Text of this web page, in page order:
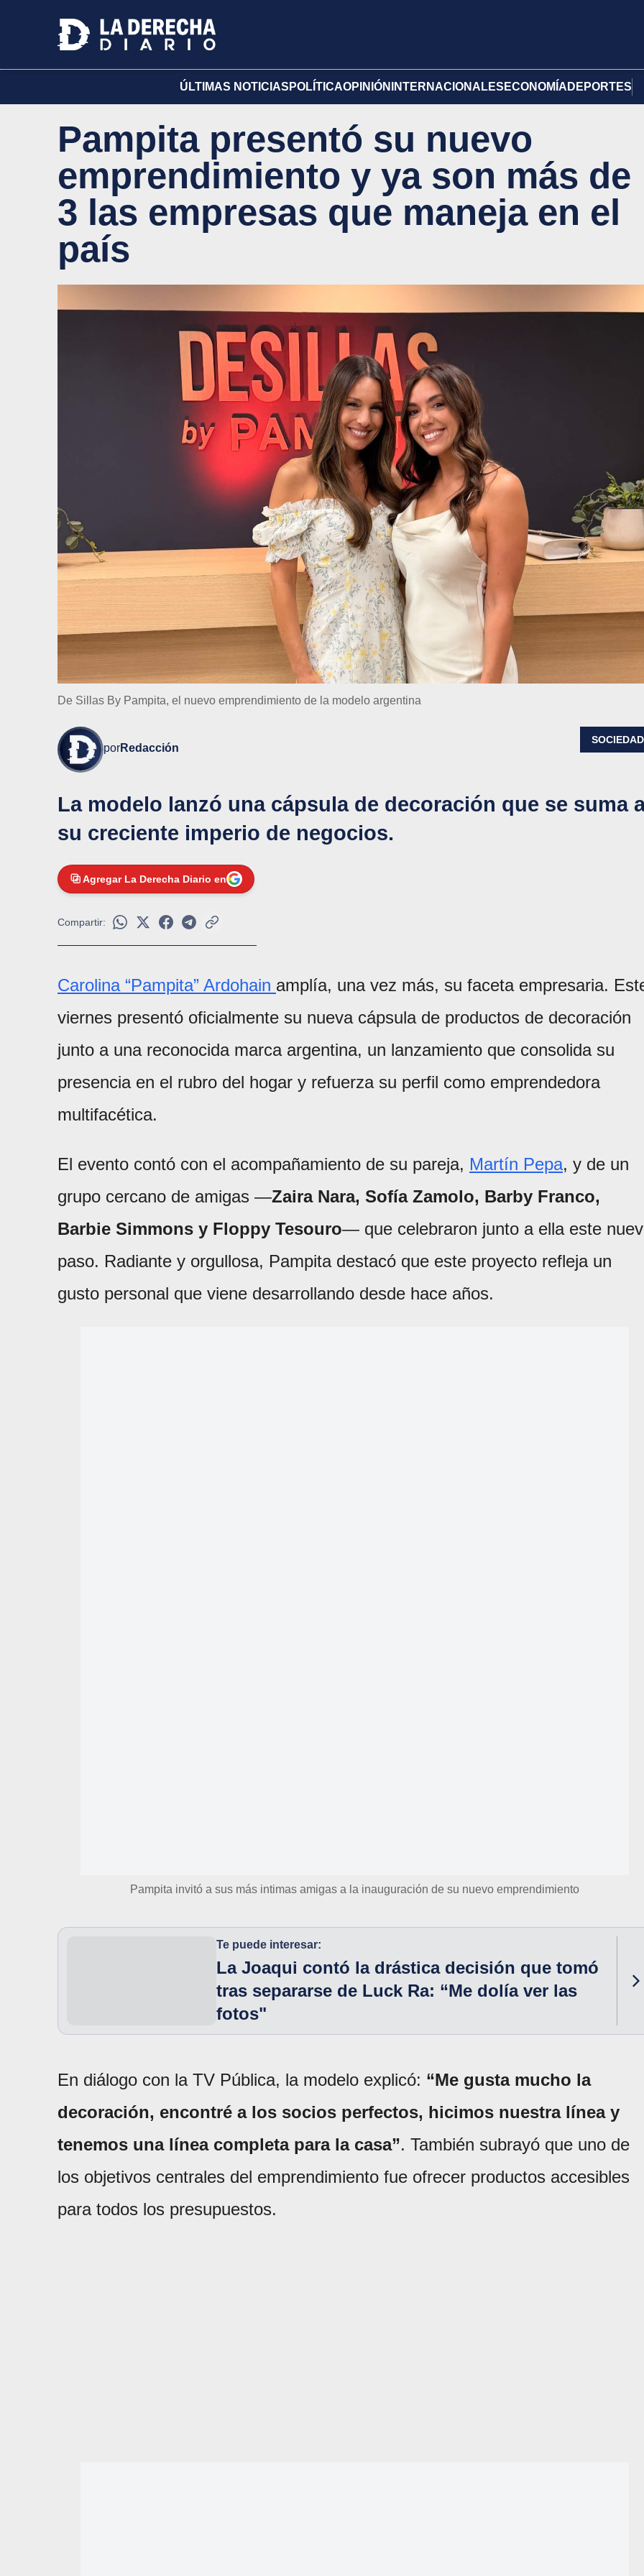
ÚLTIMAS NOTICIAS POLÍTICAOPINIÓN INTERNACIONALES ECONOMÍA DEPORTES
Pampita presentó su nuevo
emprendimiento y ya son más de
3 las empresas que maneja en el
país
De Sillas By Pampita, el nuevo emprendimiento de la modelo argentina
porRedacción
SOCIEDAD
La modelo lanzó una cápsula de decoración que se suma
su creciente imperio de negocios.
Agregar La Derecha Diario en
Compartir:
Carolina “Pampita” Ardohain amplía, una vez más, su faceta empresaria.
viernes presentó oficialmente su nueva cápsula de productos de decoración
junto a una reconocida marca argentina, un lanzamiento que consolida su
presencia en el rubro del hogar y refuerza su perfil como emprendedora
multifacética.
El evento contó con el acompañamiento de su pareja, Martín Pepa, y de un
grupo cercano de amigas —Zaira Nara, Sofía Zamolo, Barby Franco,
Barbie Simmons y Floppy Tesouro— que celebraron junto a ella este
paso. Radiante y orgullosa, Pampita destacó que este proyecto refleja un
gusto personal que viene desarrollando desde hace años.
Pampita invitó a sus más intimas amigas a la inauguración de su nuevo emprendimiento
Te puede interesar:
La Joaqui contó la drástica decisión que tomó
tras separarse de Luck Ra: “Me dolía ver las
fotos"
En diálogo con la TV Pública, la modelo explicó: “Me gusta mucho la
decoración, encontré a los socios perfectos, hicimos nuestra línea y
tenemos una línea completa para la casa”. También subrayó que uno de
los objetivos centrales del emprendimiento fue ofrecer productos accesibles
para todos los presupuestos.